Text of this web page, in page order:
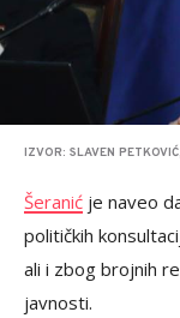
IZVOR: SLAVEN
Šeranić je naveo
političkih
ali i zbog brojnih
javnosti.